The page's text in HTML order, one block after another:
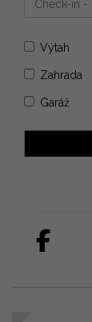
Výtah
Zahrada
Garáž